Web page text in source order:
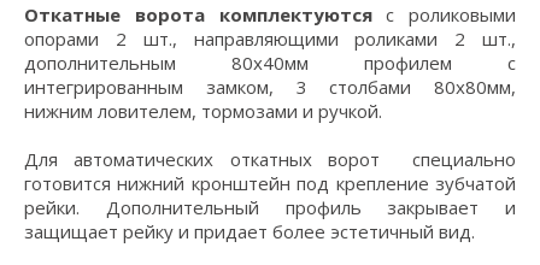
Откатные ворота комплектуютсяс роликовыми
опорами 2 шт., направляющими роликами 2 шт.,
дополнительным 80х40мм профилем с
интегрированным замком, 3 столбами 80x80мм,
нижним ловителем, тормозами и ручкой.
Для автоматических откатных ворот специально
готовится нижний кронштейн под крепление зубчатой
рейки. Дополнительный профиль закрывает и
защищает рейку и придает более эстетичный вид.